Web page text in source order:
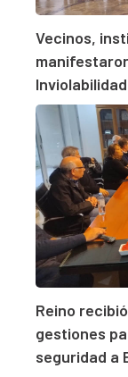
Vecinos,
Reino
gestiones
seguridad a